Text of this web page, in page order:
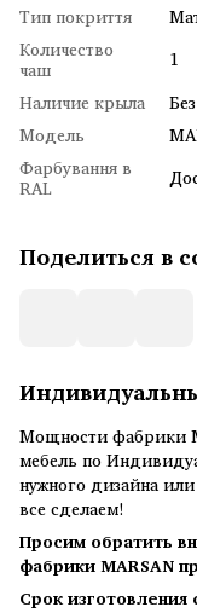
Тип покриття
Количество
чаш
1
Наличие крыла
Модель
Фарбування в
RAL
Поделиться в
Мощности фабрики
мебель по
нужного дизайна
все сделаем!
Просим обратить
фабрики MARSAN
Срок